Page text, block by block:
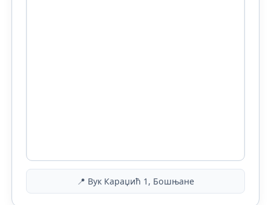
📍 Вук Караџић 1, Бошњане